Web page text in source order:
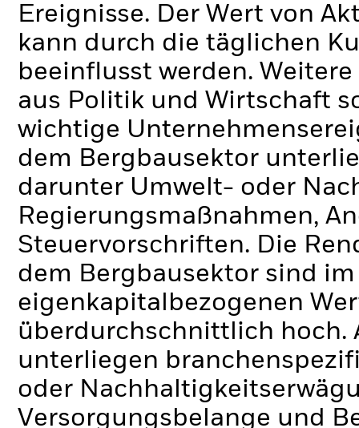
Ereignisse. Der Wert von
kann durch die täglichen
beeinflusst werden.
aus Politik und Wirtschaft
wichtige
dem Bergbausektor
darunter Umwelt- oder
Regierungsmaßnahmen,
Steuervorschriften. Die
dem Bergbausektor sind
eigenkapitalbezogenen
überdurchschnittlich hoch.
unterliegen
oder
Versorgungsbelange und